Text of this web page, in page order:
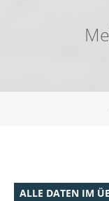
ALLE DATEN IM